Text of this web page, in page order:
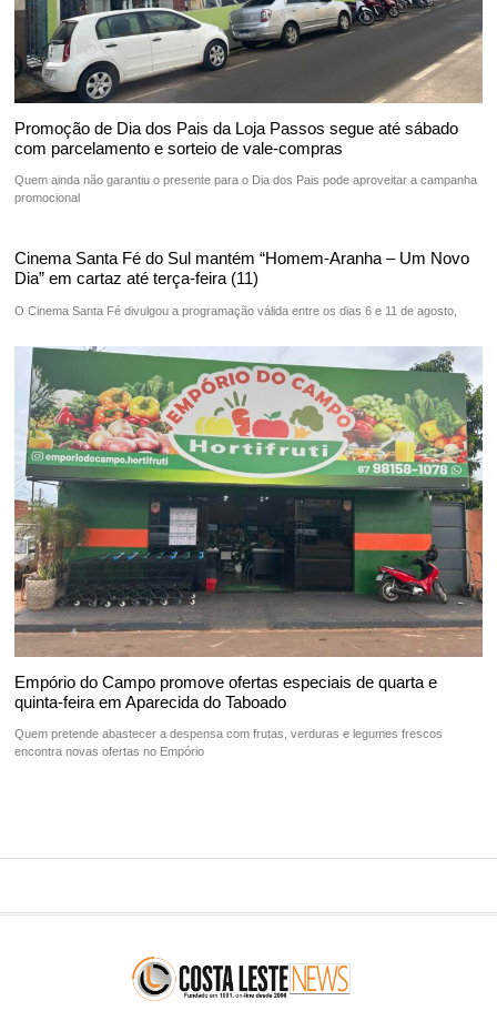
Promoção de Dia dos Pais da Loja Passos segue até sábado
com parcelamento e sorteio de vale-compras
Quem ainda não garantiu o presente para o Dia dos Pais pode aproveitar a campanha
promocional
Cinema Santa Fé do Sul mantém “Homem-Aranha – Um Novo
Dia” em cartaz até terça-feira (11)
O Cinema Santa Fé divulgou a programação válida entre os dias 6 e 11 de agosto,
Empório do Campo promove ofertas especiais de quarta e
quinta-feira em Aparecida do Taboado
Quem pretende abastecer a despensa com frutas, verduras e legumes frescos
encontra novas ofertas no Empório